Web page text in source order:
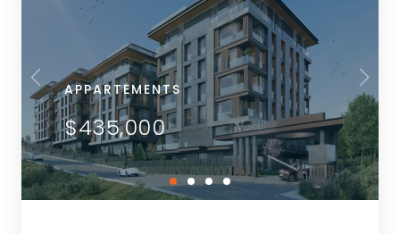
APPARTEMENTS
$435,000